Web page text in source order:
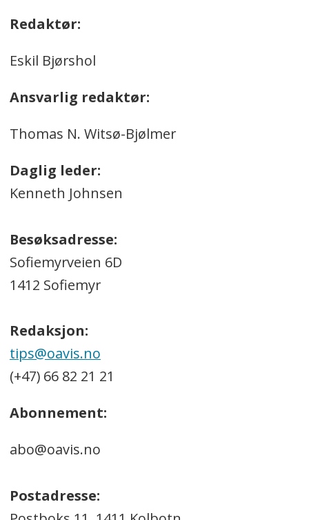
Redaktør:
Eskil Bjørshol
Ansvarlig redaktør:
Thomas N. Witsø-Bjølmer
Daglig leder:
Kenneth Johnsen
Besøksadresse:
Sofiemyrveien 6D
1412 Sofiemyr
Redaksjon:
tips@oavis.no
(+47) 66 82 21 21
Abonnement:
abo@oavis.no
Postadresse: